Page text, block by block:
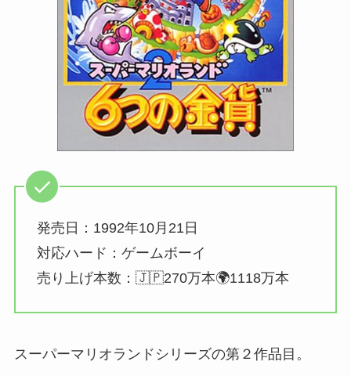
発売日：1992年10月21日
対応ハード：ゲームボーイ
売り上げ本数：🇯🇵270万本🌍1118万本
スーパーマリオランドシリーズの第２作品目。